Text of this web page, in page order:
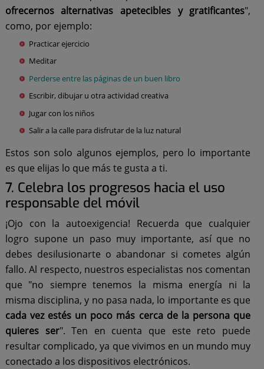
ofrecernos alternativas apetecibles y gratificantes",
como, por ejemplo:
Practicar ejercicio
Meditar
Perderse entre las páginas de un buen libro
Escribir, dibujar u otra actividad creativa
Jugar con los niños
Salir a la calle para disfrutar de la luz natural
Estos son solo algunos ejemplos, pero lo importante
es que elijas lo que más te gusta a ti.
7. Celebra los progresos hacia el uso
responsable del móvil
¡Ojo con la autoexigencia! Recuerda que cualquier
logro supone un paso muy importante, así que no
debes desilusionarte o abandonar si cometes algún
fallo. Al respecto, nuestros especialistas nos comentan
que "no siempre tenemos la misma energía ni la
misma disciplina, y no pasa nada, lo importante es que
cada vez estés un poco más cerca de la persona que
quieres ser". Ten en cuenta que este reto puede
resultar complicado, ya que vivimos en un mundo muy
conectado a los dispositivos electrónicos.